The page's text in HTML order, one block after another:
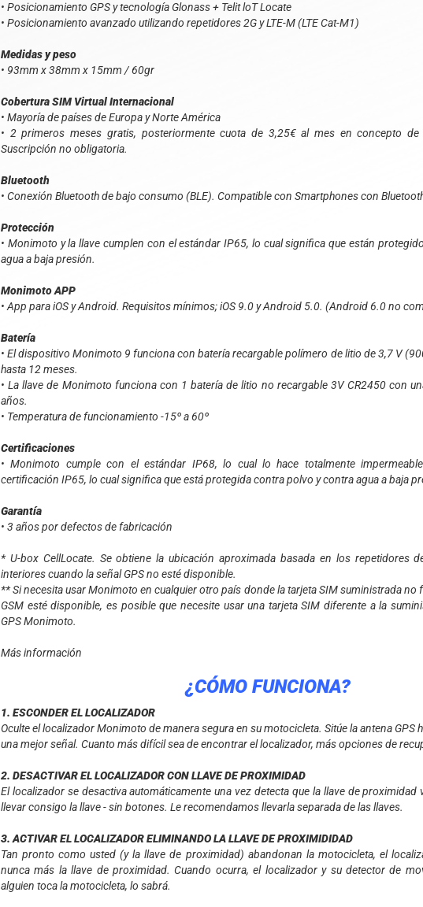
• Posicionamiento GPS y tecnología Glonass + Telit loT Locate
• Posicionamiento avanzado utilizando repetidores 2G y LTE-M (LTE Cat-M1)
Medidas y peso
• 93mm x 38mm x 15mm / 60gr
Cobertura SIM Virtual Internacional
• Mayoría de países de Europa y Norte América
• 2 primeros meses gratis, posteriormente cuota de 3,25€ al mes en concepto
Suscripción no obligatoria.
Bluetooth
• Conexión Bluetooth de bajo consumo (BLE). Compatible con Smartphones con
Protección
• Monimoto y la llave cumplen con el estándar IP65, lo cual significa que están
agua a baja presión.
Monimoto APP
• App para iOS y Android. Requisitos mínimos; iOS 9.0 y Android 5.0. (Android 6.0 no
Batería
• El dispositivo Monimoto 9 funciona con batería recargable polímero de litio de 3,7 V
hasta 12 meses.
• La llave de Monimoto funciona con 1 batería de litio no recargable 3V CR2450 con
años.
• Temperatura de funcionamiento -15º a 60º
Certificaciones
• Monimoto cumple con el estándar IP68, lo cual lo hace totalmente
certificación IP65, lo cual significa que está protegida contra polvo y contra agua a baja
Garantía
• 3 años por defectos de fabricación
* U-box CellLocate. Se obtiene la ubicación aproximada basada en los repetidores
interiores cuando la señal GPS no esté disponible.
** Si necesita usar Monimoto en cualquier otro país donde la tarjeta SIM suministrada no
GSM esté disponible, es posible que necesite usar una tarjeta SIM diferente a la
GPS Monimoto.
Más información
¿CÓMO FUNCIONA?
1. ESCONDER EL LOCALIZADOR
Oculte el localizador Monimoto de manera segura en su motocicleta. Sitúe la antena GPS
una mejor señal. Cuanto más difícil sea de encontrar el localizador, más opciones de
2. DESACTIVAR EL LOCALIZADOR CON LLAVE DE PROXIMIDAD
El localizador se desactiva automáticamente una vez detecta que la llave de proximidad
llevar consigo la llave - sin botones. Le recomendamos llevarla separada de las llaves.
3. ACTIVAR EL LOCALIZADOR ELIMINANDO LA LLAVE DE PROXIMIDIDAD
Tan pronto como usted (y la llave de proximidad) abandonan la motocicleta, el
nunca más la llave de proximidad. Cuando ocurra, el localizador y su detector de
alguien toca la motocicleta, lo sabrá.